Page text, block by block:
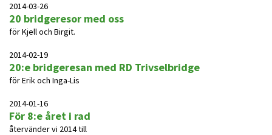
2014-03-26
20 bridgeresor med oss
för Kjell och Birgit.
2014-02-19
20:e bridgeresan med RD Trivselbridge
för Erik och Inga-Lis
2014-01-16
För 8:e året i rad
återvänder vi 2014 till